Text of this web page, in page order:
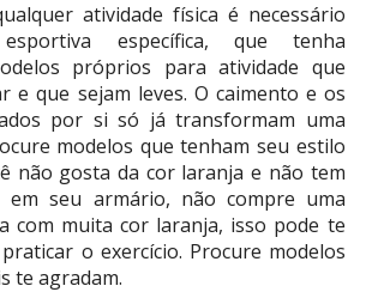
atividade física é necessário
específica, que tenha
próprios para atividade que
e que sejam leves. O caimento e os
por si só já transformam uma
modelos que tenham seu estilo
não gosta da cor laranja e não tem
em seu armário, não compre uma
com muita cor laranja, isso pode te
o exercício. Procure modelos
te agradam.